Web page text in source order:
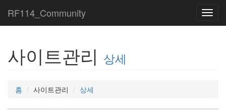
RF114_Community
사이트관리 상세
홈 사이트관리 상세